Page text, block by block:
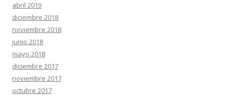
abril 2019
diciembre 2018
noviembre 2018
junio 2018
mayo 2018
diciembre 2017
noviembre 2017
octubre 2017